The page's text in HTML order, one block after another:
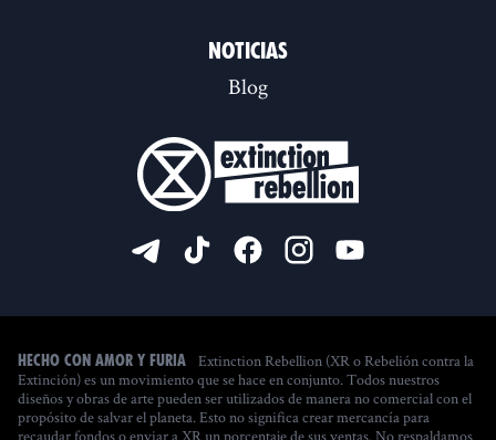
Noticias
Blog
Hecho con amor y furia
Extinction Rebellion (XR o Rebelión contra la
Extinción) es un movimiento que se hace en conjunto. Todos nuestros
diseños y obras de arte pueden ser utilizados de manera no comercial con el
propósito de salvar el planeta. Esto no significa crear mercancía para
recaudar fondos o enviar a XR un porcentaje de sus ventas. No respaldamos